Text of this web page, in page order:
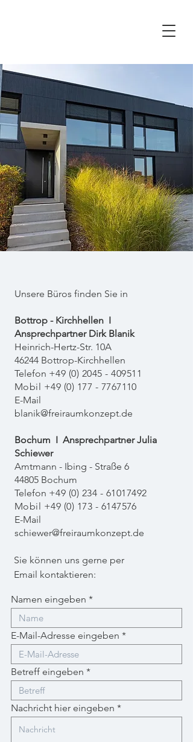
Unsere Büros finden Sie in
Bottrop - Kirchhellen I
Ansprechpartner Dirk Blanik
Heinrich-Hertz-Str. 10A
46244 Bottrop-Kirchhellen
Telefon +49 (0) 2045 - 409511
Mobil +49 (0) 177 - 7767110
E-Mail
blanik@freiraumkonzept.de
Bochum I Ansprechpartner Julia
Schiewer
Amtmann - Ibing - Straße 6
44805 Bochum
Telefon +49 (0) 234 - 61017492
Mobil +49 (0) 173 - 6147576
E-Mail
schiewer@freiraumkonzept.de
Sie können uns gerne per
Email kontaktieren:
Namen eingeben
E-Mail-Adresse eingeben
Betreff eingeben
Nachricht hier eingeben